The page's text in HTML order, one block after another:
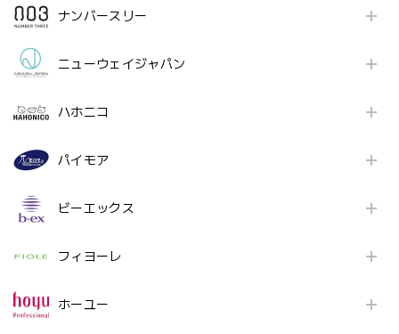
ナンバースリー
ニューウェイジャパン
ハホニコ
パイモア
ビーエックス
フィヨーレ
ホーユー